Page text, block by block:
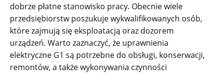
dobrze płatne stanowisko pracy. Obecnie wiele
przedsiębiorstw poszukuje wykwalifikowanych osób,
które zajmują się eksploatacją oraz dozorem
urządzeń. Warto zaznaczyć, że uprawnienia
elektryczne G1 są potrzebne do obsługi, konserwacji,
remontów, a także wykonywania czynności